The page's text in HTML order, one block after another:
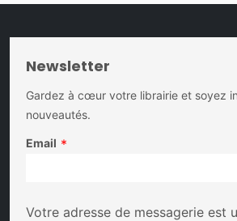
Newsletter
Gardez à cœur votre librairie et soyez
nouveautés.
Email *
Votre adresse de messagerie est